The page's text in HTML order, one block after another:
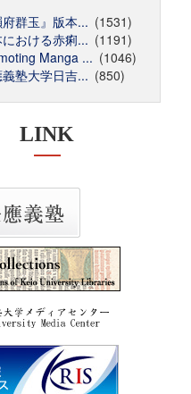
府群玉』版本... (1531)
における赤痢... (1191)
Manga ... (1046)
塾大学日吉... (850)
LINK